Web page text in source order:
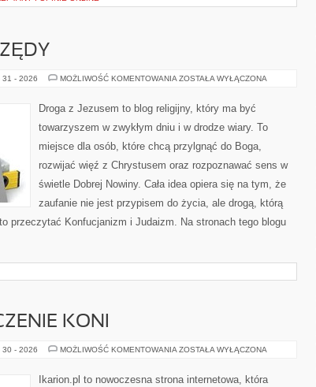
31 - 2026 MOŻLIWOŚĆ KOMENTOWANIA RYTUAŁY
ZOSTAŁA WYŁĄCZONA
Droga z Jezusem to blog religijny, który ma być
towarzyszem w zwykłym dniu i w drodze wiary. To
miejsce dla osób, które chcą przylgnąć do Boga,
rozwijać więź z Chrystusem oraz rozpoznawać sens w
świetle Dobrej Nowiny. Cała idea opiera się na tym, że
zaufanie nie jest przypisem do życia, ale drogą, którą
przeczytać Konfucjanizm i Judaizm. Na stronach tego blogu
KONI
30 - 2026 MOŻLIWOŚĆ KOMENTOWANIA CHOROBY
KONI
ZOSTAŁA WYŁĄCZONA
Ikarion.pl to nowoczesna strona internetowa, która